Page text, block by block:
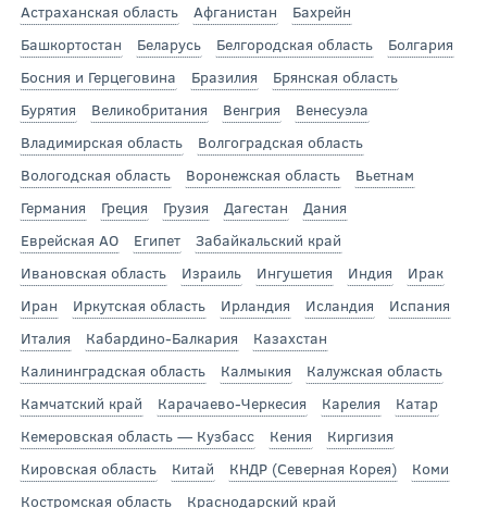
Астраханская область
Афганистан
Бахрейн
Башкортостан
Беларусь Белгородская область
Болгария
Босния и Герцеговина
Бразилия
Брянская область
Бурятия
Великобритания Венгрия
Венесуэла
Владимирская область
Волгоградская область
Вологодская область
Воронежская область
Вьетнам
Германия
Греция Грузия Дагестан
Дания
Еврейская АО
Египет
Забайкальский край
Ивановская область
Израиль Ингушетия Индия
Ирак
Иран
Иркутская область Ирландия Исландия
Испания
Италия
Кабардино-Балкария
Казахстан
Калининградская область
Калмыкия
Калужская область
Камчатский край
Карачаево-Черкесия Карелия
Катар
Кемеровская область — Кузбасс
Кения
Киргизия
Кировская область
Китай КНДР (Северная Корея)
Коми
Костромская область
Краснодарский край